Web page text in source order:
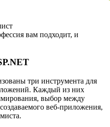
вам подходит, и
три инструмента для
Каждый из них
выбор между
веб-приложения,